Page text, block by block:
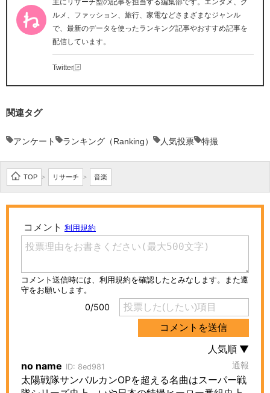
主にリサーチ型の記事を担当する編集部です。エンタメ、グ
ルメ、ファッション、旅行、家電などさまざまなジャンル
で、最新のデータを使ったランキング記事やおすすめ記事を
配信しています。
Twitter
関連タグ
アンケート ランキング（Ranking） 人気投票 特撮
TOP > リサーチ > 音楽